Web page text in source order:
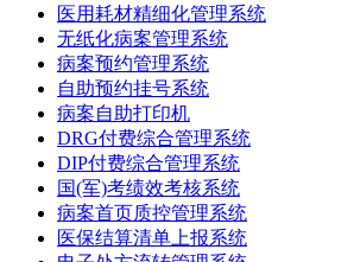
医用耗材精细化管理系统
无纸化病案管理系统
病案预约管理系统
自助预约挂号系统
病案自助打印机
DRG付费综合管理系统
DIP付费综合管理系统
国(军)考绩效考核系统
病案首页质控管理系统
医保结算清单上报系统